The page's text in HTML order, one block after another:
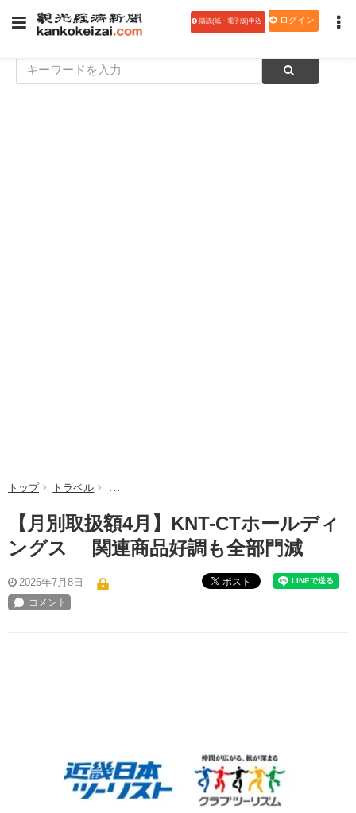
購読(紙・電子版)申込 ログイン
トップ トラベル 【月別取扱額4月】KNT-CTホールディングス 関連
【月別取扱額4月】KNT-CTホールディ
ングス 関連商品好調も全部門減
2026年7月8日 ポスト